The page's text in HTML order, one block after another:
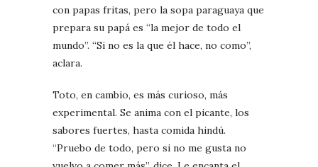
con papas fritas, pero la sopa paraguaya que
prepara su papá es “la mejor de todo el
mundo”. “Si no es la que él hace, no como”,
aclara.
Toto, en cambio, es más curioso, más
experimental. Se anima con el picante, los
sabores fuertes, hasta comida hindú.
“Pruebo de todo, pero si no me gusta no